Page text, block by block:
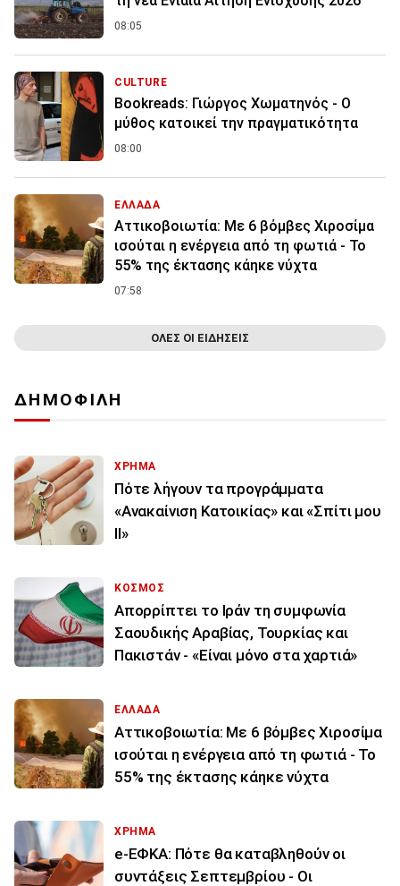
08:05
CULTURE
Bookreads: Γιώργος Χωματηνός - Ο
μύθος κατοικεί την πραγματικότητα
08:00
ΕΛΛΑΔΑ
Αττικοβοιωτία: Με 6 βόμβες Χιροσίμα
ισούται η ενέργεια από τη φωτιά - Το
55% της έκτασης κάηκε νύχτα
07:58
ΟΛΕΣ ΟΙ ΕΙΔΗΣΕΙΣ
ΔΗΜΟΦΙΛΗ
ΧΡΗΜΑ
Πότε λήγουν τα προγράμματα
«Ανακαίνιση Κατοικίας» και «Σπίτι μου
ΙΙ»
ΚΟΣΜΟΣ
Απορρίπτει το Ιράν τη συμφωνία
Σαουδικής Αραβίας, Τουρκίας και
Πακιστάν - «Είναι μόνο στα χαρτιά»
ΕΛΛΑΔΑ
Αττικοβοιωτία: Με 6 βόμβες Χιροσίμα
ισούται η ενέργεια από τη φωτιά - Το
55% της έκτασης κάηκε νύχτα
ΧΡΗΜΑ
e-ΕΦΚΑ: Πότε θα καταβληθούν οι
συντάξεις Σεπτεμβρίου - Οι